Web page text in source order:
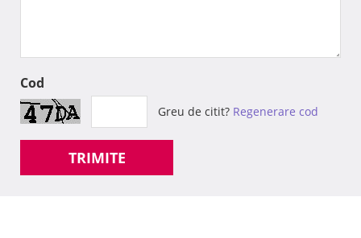
Cod
Greu de citit? Regenerare cod
TRIMITE